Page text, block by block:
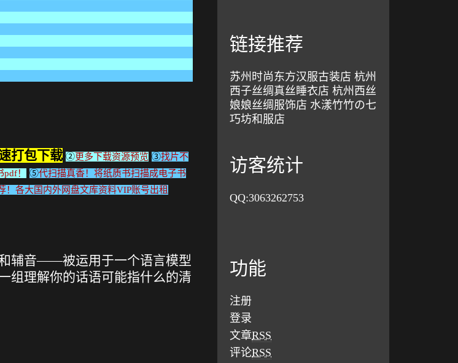
打包下载 ②更多下载资源预览 ③找片不
！ ⑤代扫描真香！将纸质书扫描成电子书
！各大国内外网盘文库资料VIP账号出租
辅音——被运用于一个语言模型
组理解你的话语可能指什么的清
链接推荐
苏州时尚东方汉服古装店 杭州
西子丝绸真丝睡衣店 杭州西丝
娘娘丝绸服饰店 水漾竹竹の七
巧坊和服店
访客统计
QQ:3063262753
功能
注册
登录
文章RSS
评论RSS